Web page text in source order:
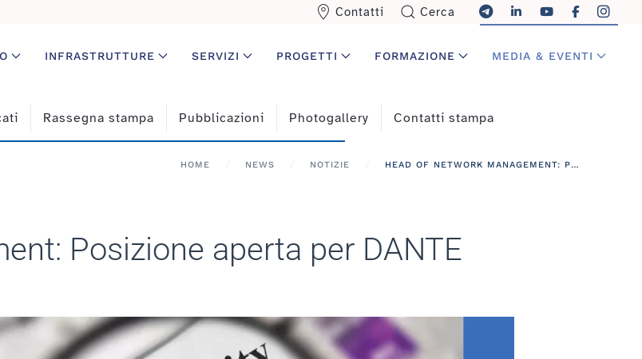
Contatti Cerca
INFRASTRUTTURE SERVIZI PROGETTI FORMAZIONE MEDIA & EVENTI
Rassegna stampa Pubblicazioni Photogallery Contatti stampa
HOME NEWS NOTIZIE HEAD OF NETWORK MANAGEMENT: POSIZIONE APERTA PER DANTE
Posizione aperta per DANTE